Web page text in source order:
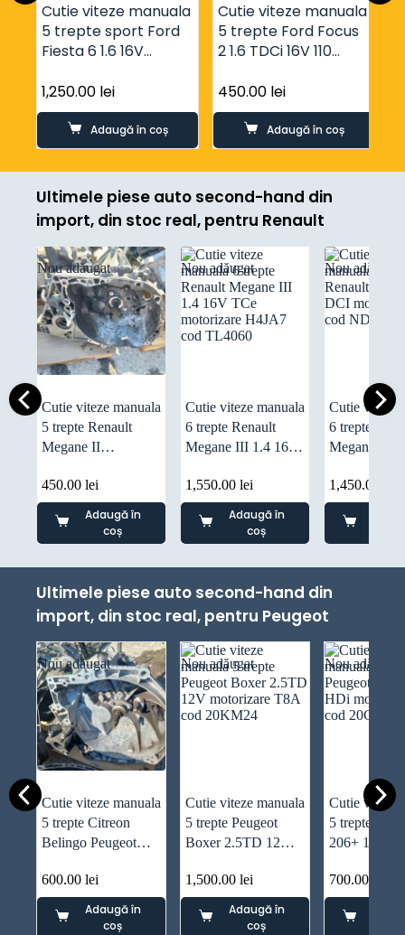
Cutie viteze manuala
5 trepte sport Ford
Fiesta 6 1.6 16V
8A6R-7002-DA
1,250.00 lei
Adaugă în coș
Cutie viteze manuala
5 trepte Ford Focus
2 1.6 TDCi 16V 110
cod 9M5R-7002-YA
450.00 lei
Adaugă în coș
Ultimele piese auto second-hand din
import, din stoc real, pentru Renault
Nou adăugat
Cutie viteze manuala
5 trepte Renault
Megane II
motor K4J740 cod
JH3142
450.00lei
Adaugă în
coș
Nou adăugat
Cutie viteze manuala
6 trepte Renault
Megane III 1.4 16V
H4JA7 cod TL4060
1,550.00lei
Adaugă în
coș
Nou adăugat
Cutie viteze
6 trepte
Megane 1.6
ND4012
1,450.00
Ultimele piese auto second-hand din
import, din stoc real, pentru Peugeot
Nou adăugat
Cutie viteze manuala
5 trepte Citreon
Belingo Peugeot
20DP33
600.00lei
Adaugă în
coș
Nou adăugat
Cutie viteze manuala
5 trepte Peugeot
Boxer 2.5TD 12V
20KM24
1,500.00lei
Adaugă în
coș
Nou adăugat
Cutie viteze
5 trepte
206+ 1.4
20CQ53
700.00